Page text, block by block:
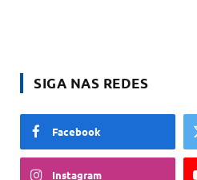
SIGA NAS REDES
Facebook
Instagram